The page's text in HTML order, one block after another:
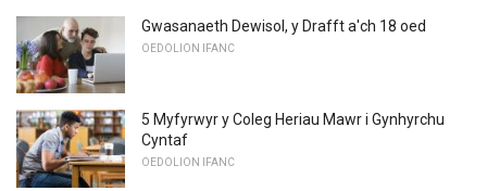
Gwasanaeth Dewisol, y Drafft a'ch 18 oed
OEDOLION IFANC
5 Myfyrwyr y Coleg Heriau Mawr i Gynhyrchu
Cyntaf
OEDOLION IFANC